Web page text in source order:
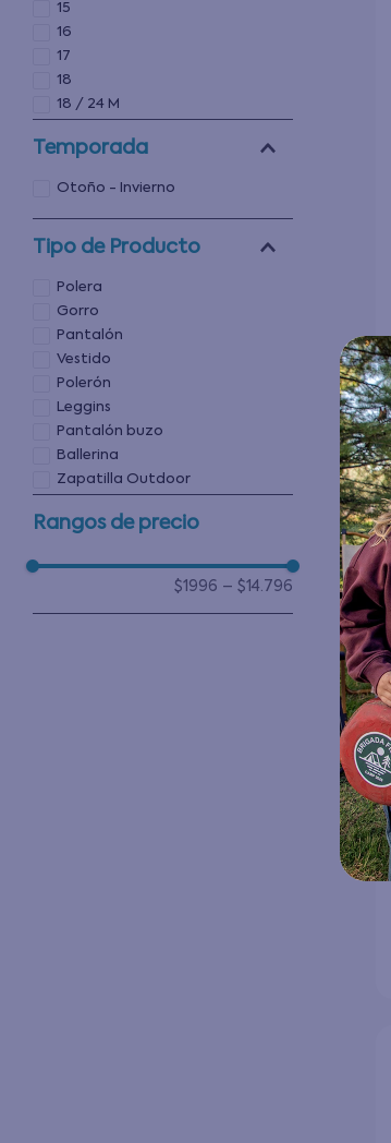
15
16
17
18
18 / 24 M
Temporada
Otoño - Invierno
Tipo de Producto
Polera
Gorro
Pantalón
Vestido
Polerón
Leggins
Pantalón buzo
Ballerina
Zapatilla Outdoor
Rangos de precio
$1996 – $14.796